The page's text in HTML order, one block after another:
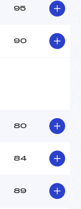
95
90
80
84
89